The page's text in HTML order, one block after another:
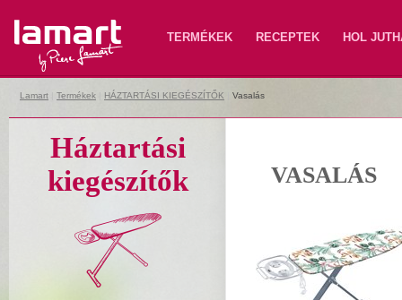
Lamart TERMÉKEK RECEPTEK HOL
Lamart Termékek HÁZTARTÁSI KIEGÉSZÍTŐK Vasalás
Háztartási
kiegészítők
VASALÁS